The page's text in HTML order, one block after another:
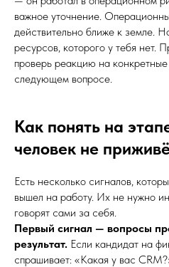
важное уточнение.
действительно ближе к земле.
ресурсов, которого у тебя нет.
проверь реакцию на
следующем вопросе.
Как понять на
человек не
Есть несколько сигналов,
вышел на работу. Их не нужно
говорят сами за себя.
Первый сигнал — вопросы
результат. Если кандидат на
спрашивает: «Какая у вас